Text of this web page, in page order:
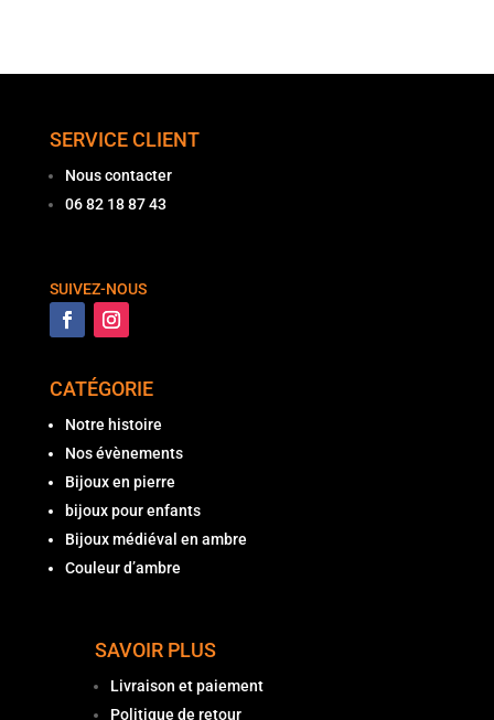
SERVICE CLIENT
Nous contacter
06 82 18 87 43
SUIVEZ-NOUS
CATÉGORIE
Notre histoire
Nos évènements
Bijoux en pierre
bijoux pour enfants
Bijoux médiéval en ambre
Couleur d’ambre
SAVOIR PLUS
Livraison et paiement
Politique de retour